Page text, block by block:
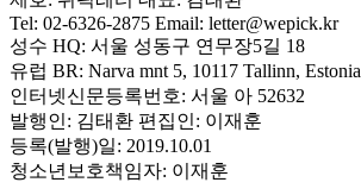
Tel: 02-6326-2875 Email: letter@wepick.kr
성수 HQ: 서울 성동구 연무장5길 18
유럽 BR: Narva mnt 5, 10117 Tallinn, Estonia
인터넷신문등록번호: 서울 아 52632
발행인: 김태환 편집인: 이재훈
등록(발행)일: 2019.10.01
청소년보호책임자: 이재훈